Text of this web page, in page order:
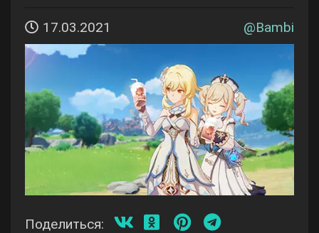
17.03.2021 @Bambi
Поделиться: